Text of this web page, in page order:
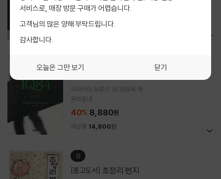
현대지성
무라카미 하루키 저/양윤옥 역
문학동네
40% 8,880원
새상품 14,800원
상
[중고도서] 초정리 편지
서비스로, 매장 방문 구매가 어렵습니다.
고객님의 많은 양해 부탁드립니다.
감사합니다.
오늘은 그만 보기 닫기